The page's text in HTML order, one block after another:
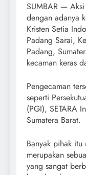
SUMBAR —
dengan adanya
Kristen Setia
Padang Sarai,
Padang,
kecaman keras
Pengecaman
seperti
(PGI), SETARA
Sumatera Barat.
Banyak pihak
merupakan
yang sangat